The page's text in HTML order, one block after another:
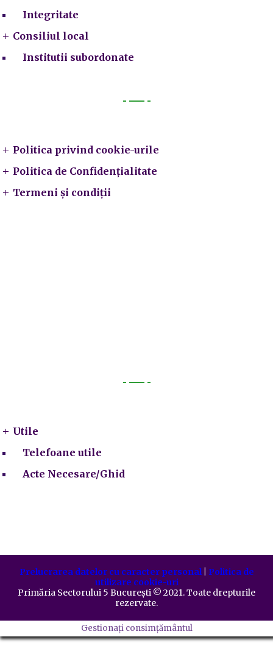
Integritate
Consiliul local
Institutii subordonate
Politica privind cookie-urile
Politica de Confidențialitate
Termeni și condiții
Utile
Telefoane utile
Acte Necesare/Ghid
Prelucrarea datelor cu caracter personal| Politica de
utilizare cookie-uri
Primăria Sectorului 5 București ©️ 2021. Toate drepturile
rezervate.
Gestionați consimțământul